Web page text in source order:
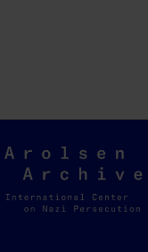
Arolsen
Archives